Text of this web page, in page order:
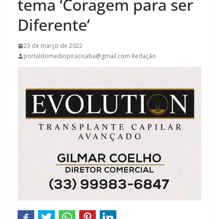
tema ‘Coragem para ser
Diferente’
23 de março de 2022
portaldomediopiracicaba@gmail.com Redação